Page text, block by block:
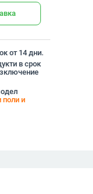
от 14 дни.
в срок
и